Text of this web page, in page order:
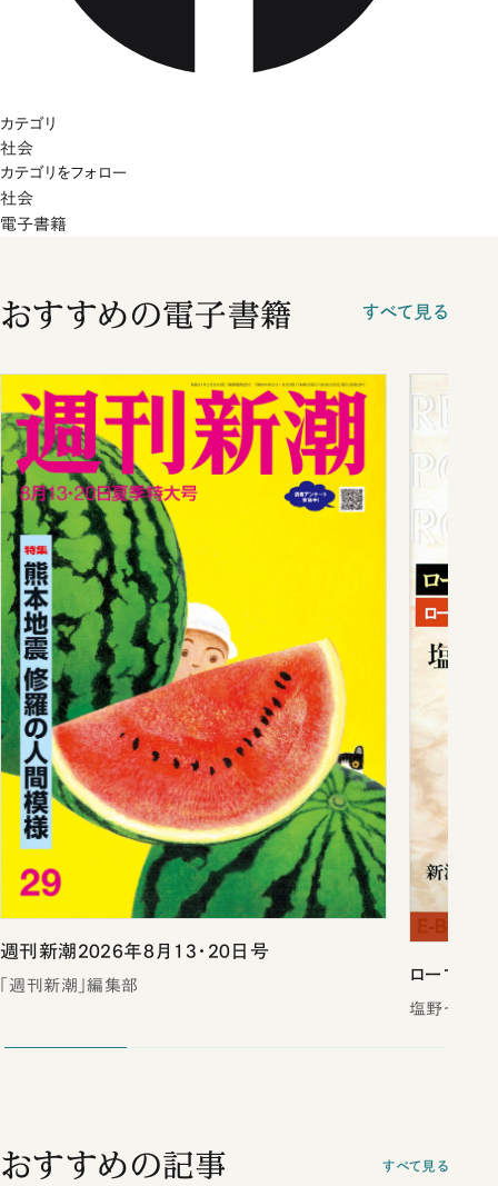
カテゴリ
社会
カテゴリをフォロー
社会
電子書籍
おすすめの電子書籍 すべて見る
週刊新潮2026年8月13・20日号
「週刊新潮」編集部
ローマは
塩野七生／
おすすめの記事 すべて見る